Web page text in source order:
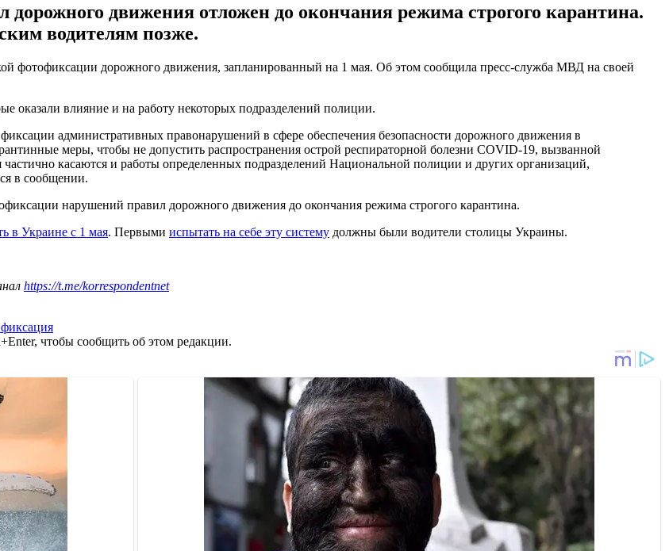
движения отложен до окончания режима строгого карантина.
водителям позже.
фотофиксации дорожного движения, запланированный на 1 мая. Об этом сообщила пресс-служба МВД на своей
оказали влияние и на работу некоторых подразделений полиции.
административных правонарушений в сфере обеспечения безопасности дорожного движения в
меры, чтобы не допустить распространения острой респираторной болезни COVID-19, вызванной
касаются и работы определенных подразделений Национальной полиции и других организаций,
в сообщении.
нарушений правил дорожного движения до окончания режима строгого карантина.
в Украине с 1 мая. Первыми испытать на себе эту систему должны были водители столицы Украины.
https://t.me/korrespondentnet
фиксация
чтобы сообщить об этом редакции.